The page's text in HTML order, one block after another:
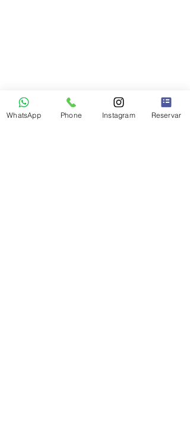
WhatsApp Phone Instagram Reservar